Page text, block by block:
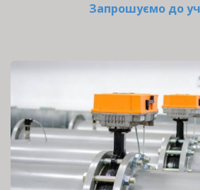
Запрошуємо до